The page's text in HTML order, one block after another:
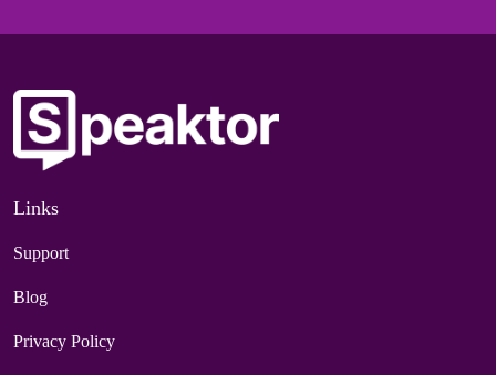
Links
Support
Blog
Privacy Policy